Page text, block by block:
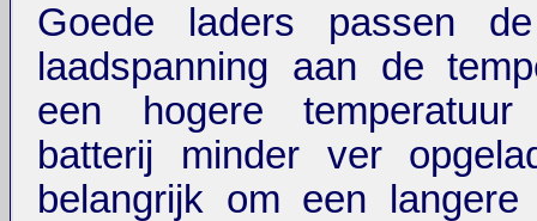
Goede laders passen
laadspanning aan de
een hogere
batterij minder ver
belangrijk om een langere